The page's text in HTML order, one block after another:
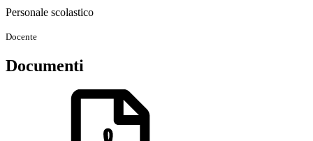
Personale scolastico
Docente
Documenti